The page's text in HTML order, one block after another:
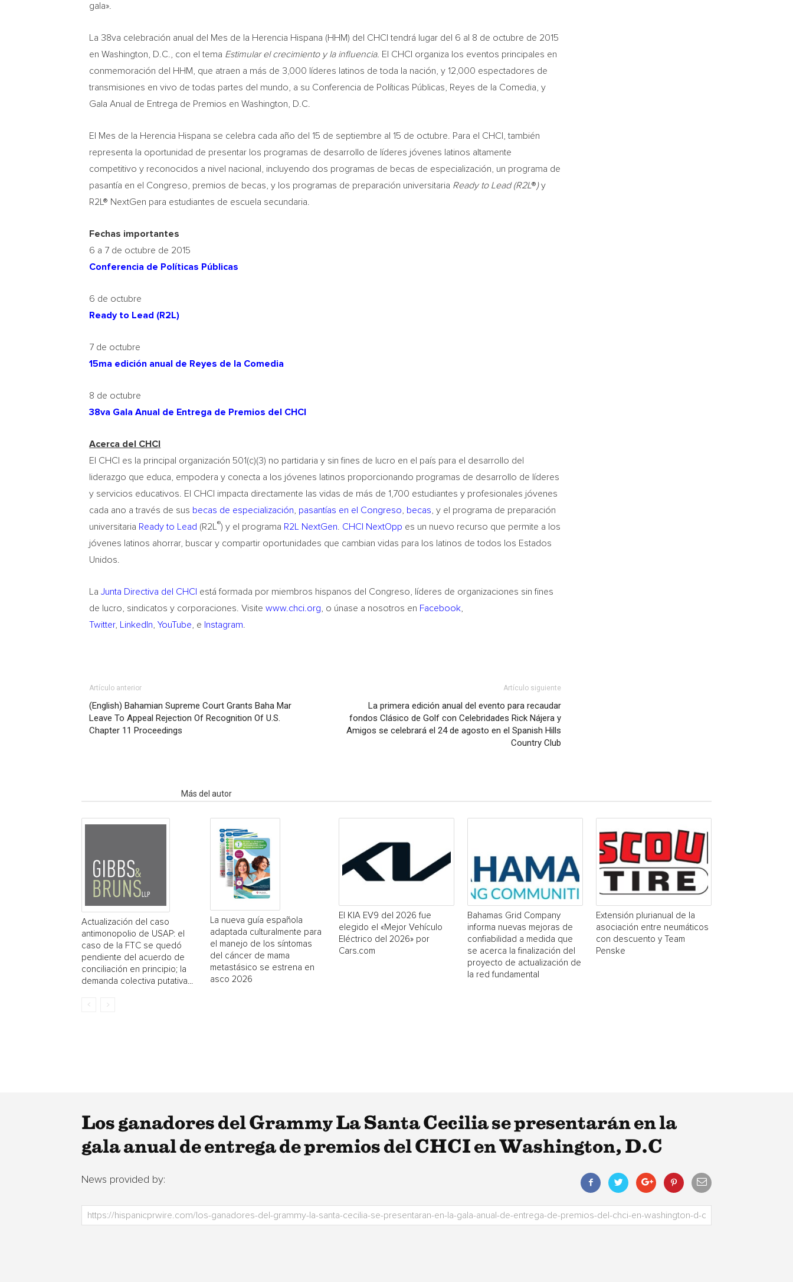
gala».
La 38va celebración anual del Mes de la Herencia Hispana (HHM) del CHCI tendrá lugar del 6 al 8 de octubre de 2015
en Washington, D.C., con el tema Estimular el crecimiento y la influencia. El CHCI organiza los eventos principales en
conmemoración del HHM, que atraen a más de 3,000 líderes latinos de toda la nación, y 12,000 espectadores de
transmisiones en vivo de todas partes del mundo, a su Conferencia de Políticas Públicas, Reyes de la Comedia, y
Gala Anual de Entrega de Premios en Washington, D.C.
El Mes de la Herencia Hispana se celebra cada año del 15 de septiembre al 15 de octubre. Para el CHCI, también
representa la oportunidad de presentar los programas de desarrollo de líderes jóvenes latinos altamente
competitivo y reconocidos a nivel nacional, incluyendo dos programas de becas de especialización, un programa de
pasantía en el Congreso, premios de becas, y los programas de preparación universitaria Ready to Lead (R2L®)y
R2L® NextGen para estudiantes de escuela secundaria.
Fechas importantes
6 a 7 de octubre de 2015
Conferencia de Políticas Públicas
6 de octubre
Ready to Lead (R2L)
7 de octubre
15ma edición anual de Reyes de la Comedia
8 de octubre
38va Gala Anual de Entrega de Premios del CHCI
Acerca del CHCI
El CHCI es la principal organización 501(c)(3) no partidaria y sin fines de lucro en el país para el desarrollo del
liderazgo que educa, empodera y conecta a los jóvenes latinos proporcionando programas de desarrollo de líderes
y servicios educativos. El CHCI impacta directamente las vidas de más de 1,700 estudiantes y profesionales jóvenes
cada ano a través de sus becas de especialización pasantías en el Congreso becas , y el programa de preparación
universitaria Ready to Lead (R2L®) y el programa R2L NextGen CHCI NextOpp es un nuevo recurso que permite a los
jóvenes latinos ahorrar, buscar y compartir oportunidades que cambian vidas para los latinos de todos los Estados
Unidos.
LaJunta Directiva del CHCI está formada por miembros hispanos del Congreso, líderes de organizaciones sin fines
de lucro, sindicatos y corporaciones. Visitewww.chci.org , o únase a nosotros en Facebook
Twitter, LinkedIn ,YouTube , e Instagram
Artículo anterior
(English) Bahamian Supreme Court Grants Baha Mar
Leave To Appeal Rejection Of Recognition Of U.S.
Chapter 11 Proceedings
Artículo siguiente
La primera edición anual del evento para recaudar
fondos Clásico de Golf con Celebridades Rick Nájera y
Amigos se celebrará el 24 de agosto en el Spanish Hills
Country Club
Más del autor
Actualización del caso
antimonopolio de USAP: el
caso de la FTC se quedó
pendiente del acuerdo de
conciliación en principio; la
demanda colectiva putativa...
La nueva guía española
adaptada culturalmente para
el manejo de los síntomas
del cáncer de mama
metastásico se estrena en
asco 2026
El KIA EV9 del 2026 fue
elegido el «Mejor Vehículo
Eléctrico del 2026» por
Cars.com
Bahamas Grid Company
informa nuevas mejoras de
confiabilidad a medida que
se acerca la finalización del
proyecto de actualización de
la red fundamental
Extensión plurianual de la
asociación entre neumáticos
con descuento y Team
Penske
Los ganadores del Grammy La Santa Cecilia se presentarán en la
gala anual de entrega de premios del CHCI en Washington, D.C
News provided by: